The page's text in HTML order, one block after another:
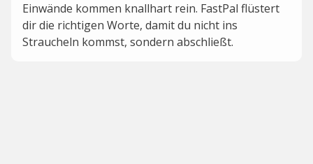
Einwände kommen knallhart rein. FastPal flüstert
dir die richtigen Worte, damit du nicht ins
Straucheln kommst, sondern abschließt.